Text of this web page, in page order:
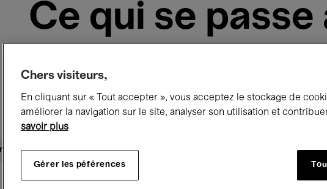
Ce qui se passe
Aujourd'hui
Mardi 01 - Jeudi 31
Concerts Expositions
Musique électronique
Chers visiteurs,
En cliquant sur « Tout accepter », vous acceptez le stockage de
améliorer la navigation sur le site, analyser son utilisation et
savoir plus
Gérer les péférences